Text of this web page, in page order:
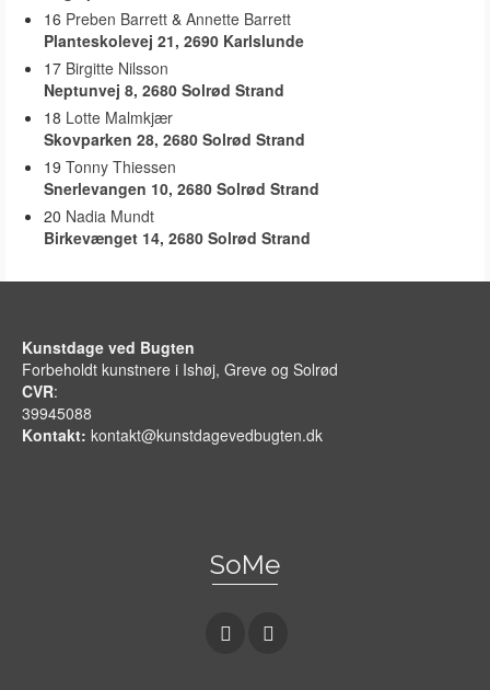
16 Preben Barrett & Annette Barrett
Planteskolevej 21, 2690 Karlslunde
17 Birgitte Nilsson
Neptunvej 8, 2680 Solrød Strand
18 Lotte Malmkjær
Skovparken 28, 2680 Solrød Strand
19 Tonny Thiessen
Snerlevangen 10, 2680 Solrød Strand
20 Nadia Mundt
Birkevænget 14, 2680 Solrød Strand
Kunstdage ved Bugten
Forbeholdt kunstnere i Ishøj, Greve og Solrød
CVR:
39945088
Kontakt: kontakt@kunstdagevedbugten.dk
SoMe